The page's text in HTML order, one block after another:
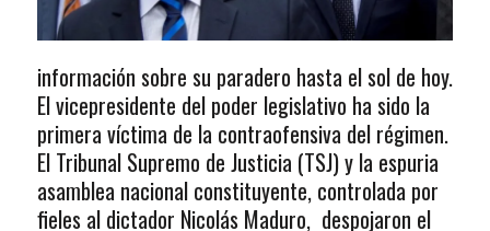
información sobre su paradero hasta el sol de hoy.
El vicepresidente del poder legislativo ha sido la
primera víctima de la contraofensiva del régimen.
El Tribunal Supremo de Justicia (TSJ) y la espuria
asamblea nacional constituyente, controlada por
fieles al dictador Nicolás Maduro, despojaron el